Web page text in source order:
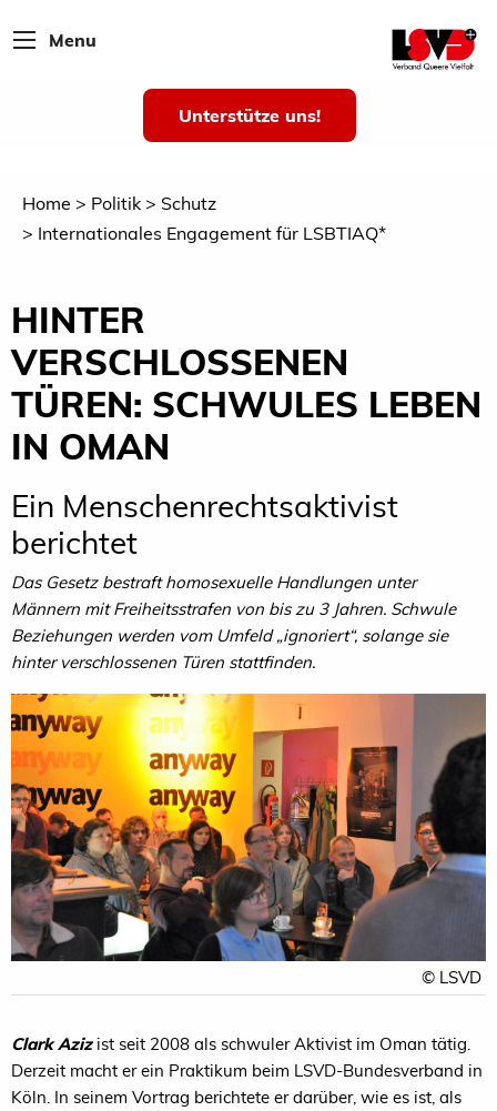
Menu
Unterstütze uns!
Home Politik
Schutz
Internationales Engagement für LSBTIAQ*
HINTER
VERSCHLOSSENEN
TÜREN: SCHWULES LEBEN
IN OMAN
Ein Menschenrechtsaktivist
berichtet
Das Gesetz bestraft homosexuelle Handlungen unter
Männern mit Freiheitsstrafen von bis zu 3 Jahren. Schwule
Beziehungen werden vom Umfeld „ignoriert“, solange sie
hinter verschlossenen Türen stattfinden.
© LSVD
Clark Azizist seit 2008 als schwuler Aktivist im Oman tätig.
Derzeit macht er ein Praktikum beim LSVD-Bundesverband in
Köln. In seinem Vortrag berichtete er darüber, wie es ist, als